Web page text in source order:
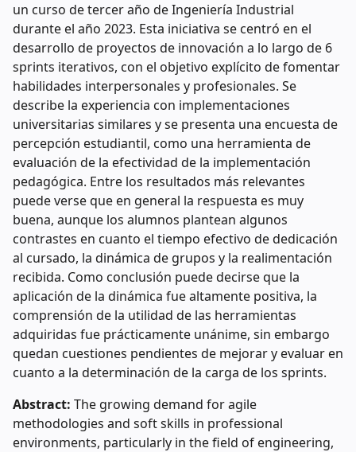
un curso de tercer año de Ingeniería Industrial
durante el año 2023. Esta iniciativa se centró en el
desarrollo de proyectos de innovación a lo largo de 6
sprints iterativos, con el objetivo explícito de fomentar
habilidades interpersonales y profesionales. Se
describe la experiencia con implementaciones
universitarias similares y se presenta una encuesta de
percepción estudiantil, como una herramienta de
evaluación de la efectividad de la implementación
pedagógica. Entre los resultados más relevantes
puede verse que en general la respuesta es muy
buena, aunque los alumnos plantean algunos
contrastes en cuanto el tiempo efectivo de dedicación
al cursado, la dinámica de grupos y la realimentación
recibida. Como conclusión puede decirse que la
aplicación de la dinámica fue altamente positiva, la
comprensión de la utilidad de las herramientas
adquiridas fue prácticamente unánime, sin embargo
quedan cuestiones pendientes de mejorar y evaluar en
cuanto a la determinación de la carga de los sprints.
Abstract: The growing demand for agile
methodologies and soft skills in professional
environments, particularly in the field of engineering,